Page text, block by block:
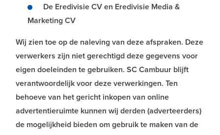
De Eredivisie CV en Eredivisie Media &
Marketing CV
Wij zien toe op de naleving van deze afspraken. Deze
verwerkers zijn niet gerechtigd deze gegevens voor
eigen doeleinden te gebruiken. SC Cambuur blijft
verantwoordelijk voor deze verwerkingen. Ten
behoeve van het gericht inkopen van online
advertentieruimte kunnen wij derden (adverteerders)
de mogelijkheid bieden om gebruik te maken van de